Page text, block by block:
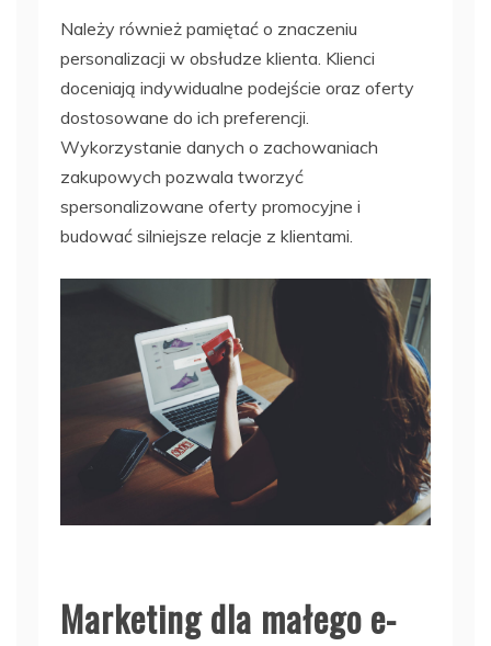
Należy również pamiętać o znaczeniu
personalizacji w obsłudze klienta. Klienci
doceniają indywidualne podejście oraz oferty
dostosowane do ich preferencji.
Wykorzystanie danych o zachowaniach
zakupowych pozwala tworzyć
spersonalizowane oferty promocyjne i
budować silniejsze relacje z klientami.
Marketing dla małego e-